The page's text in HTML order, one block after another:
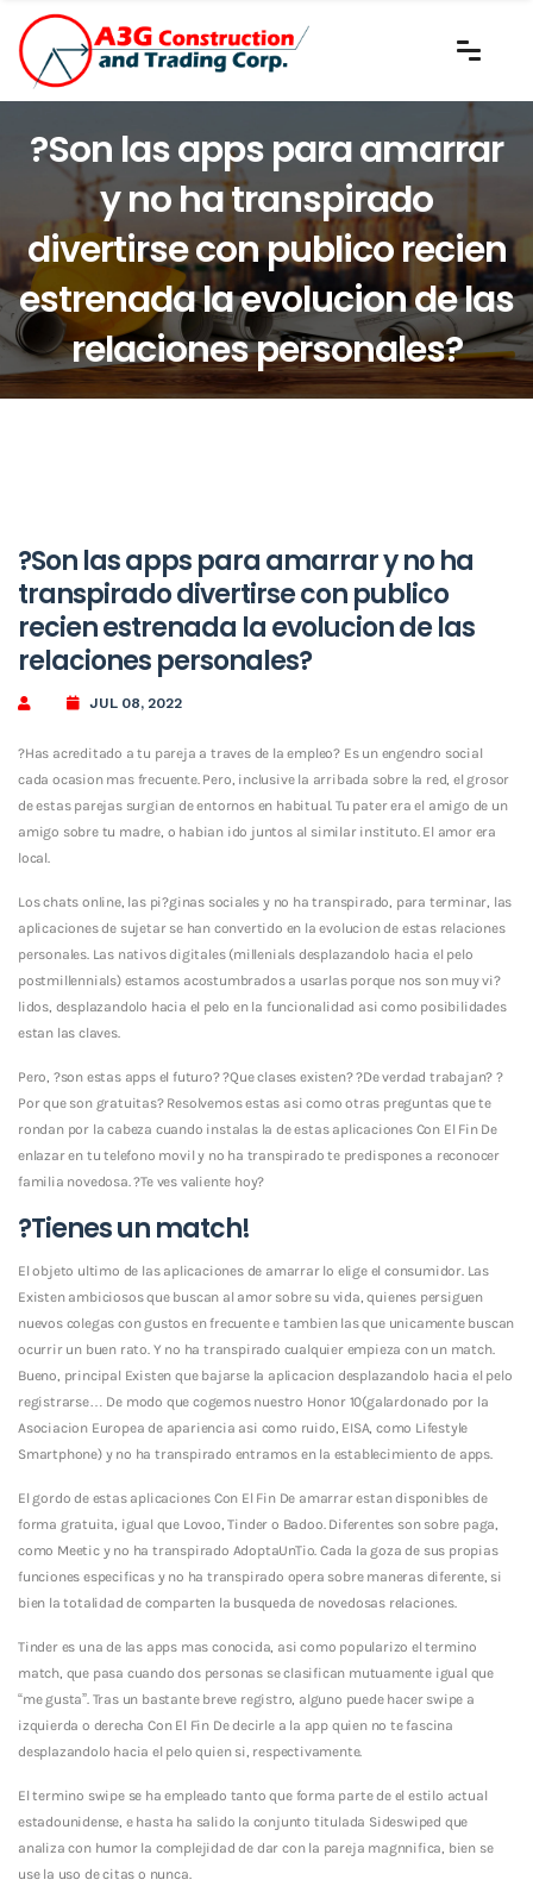
?Son las apps para amarrar
y no ha transpirado
divertirse con publico recien
estrenada la evolucion de las
relaciones personales?
?Son las apps para amarrar y no ha
transpirado divertirse con publico
recien estrenada la evolucion de las
relaciones personales?
JUL 08, 2022
?Has acreditado a tu pareja a traves de la empleo? Es un engendro social
cada ocasion mas frecuente. Pero, inclusive la arribada sobre la red, el grosor
de estas parejas surgian de entornos en habitual. Tu pater era el amigo de un
amigo sobre tu madre, o habian ido juntos al similar instituto. El amor era
local.
Los chats online, las pi?ginas sociales y no ha transpirado, para terminar, las
aplicaciones de sujetar se han convertido en la evolucion de estas relaciones
personales. Las nativos digitales (millenials desplazandolo hacia el pelo
postmillennials) estamos acostumbrados a usarlas porque nos son muy vi?
lidos, desplazandolo hacia el pelo en la funcionalidad asi­ como posibilidades
estan las claves.
Pero, ?son estas apps el futuro? ?Que clases existen? ?De verdad trabajan? ?
Por que son gratuitas? Resolvemos estas asi­ como otras preguntas que te
rondan por la cabeza cuando instalas la de estas aplicaciones Con El Fin De
enlazar en tu telefono movil y no ha transpirado te predispones a reconocer
familia novedosa. ?Te ves valiente hoy?
?Tienes un match!
El objeto ultimo de las aplicaciones de amarrar lo elige el consumidor. Las
Existen ambiciosos que buscan al amor sobre su vida, quienes persiguen
nuevos colegas con gustos en frecuente e tambien las que unicamente buscan
ocurrir un buen rato. Y no ha transpirado cualquier empieza con un match.
Bueno, principal Existen que bajarse la aplicacion desplazandolo hacia el pelo
registrarse… De modo que cogemos nuestro Honor 10(galardonado por la
Asociacion Europea de apariencia asi­ como ruido, EISA, como Lifestyle
Smartphone) y no ha transpirado entramos en la establecimiento de apps.
El gordo de estas aplicaciones Con El Fin De amarrar estan disponibles de
forma gratuita, igual que Lovoo, Tinder o Badoo.Diferentes son sobre paga,
como Meetic y no ha transpirado AdoptaUnTio. Cada la goza de sus propias
funciones especificas y no ha transpirado opera sobre maneras diferente, si
bien la totalidad de comparten la busqueda de novedosas relaciones.
Tinder es una de las apps mas conocida, asi­ como popularizo el termino
match, que pasa cuando dos personas se clasifican mutuamente igual que
“me gusta”. Tras un bastante breve registro, alguno puede hacer swipe a
izquierda o derecha Con El Fin De decirle a la app quien no te fascina
desplazandolo hacia el pelo quien si, respectivamente.
El termino swipe se ha empleado tanto que forma parte de el estilo actual
estadounidense, e hasta ha salido la conjunto titulada Sideswiped que
analiza con humor la complejidad de dar con la pareja magnnifica, bien se
use la uso de citas o nunca.